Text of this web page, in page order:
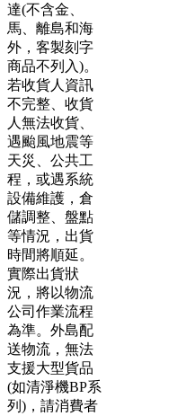
達(不含金、
馬、離島和海
外，客製刻字
商品不列入)。
若收貨人資訊
不完整、收貨
人無法收貨、
遇颱風地震等
天災、公共工
程，或遇系統
設備維護，倉
儲調整、盤點
等情況，出貨
時間將順延。
實際出貨狀
況，將以物流
公司作業流程
為準。外島配
送物流，無法
支援大型貨品
(如清淨機BP系
列)，請消費者